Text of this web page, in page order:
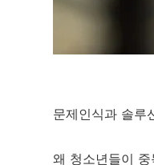
문제인식과 솔루
왜 청소년들이